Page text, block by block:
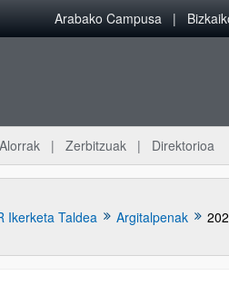
Arabako Campusa
Alorrak Zerbitzuak Direktorioa
Ikerketa Taldea Argitalpenak